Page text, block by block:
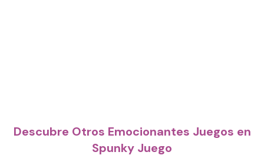
Descubre Otros Emocionantes Juegos en
Spunky Juego